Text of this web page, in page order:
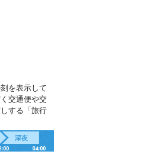
を表示して
交通便や交
する「旅行